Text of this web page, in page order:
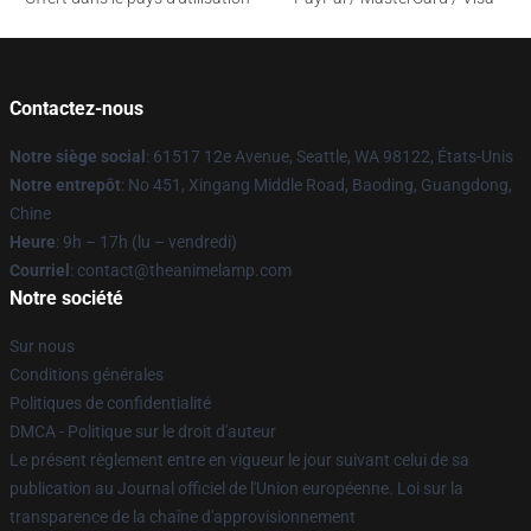
Contactez-nous
Notre siège social: 61517 12e Avenue, Seattle, WA 98122, États-Unis
Notre entrepôt: No 451, Xingang Middle Road, Baoding, Guangdong,
Chine
Heure: 9h – 17h (lu – vendredi)
Courriel: contact@theanimelamp.com
Notre société
Sur nous
Conditions générales
Politiques de confidentialité
DMCA - Politique sur le droit d'auteur
Le présent règlement entre en vigueur le jour suivant celui de sa
publication au Journal officiel de l'Union européenne. Loi sur la
transparence de la chaîne d'approvisionnement